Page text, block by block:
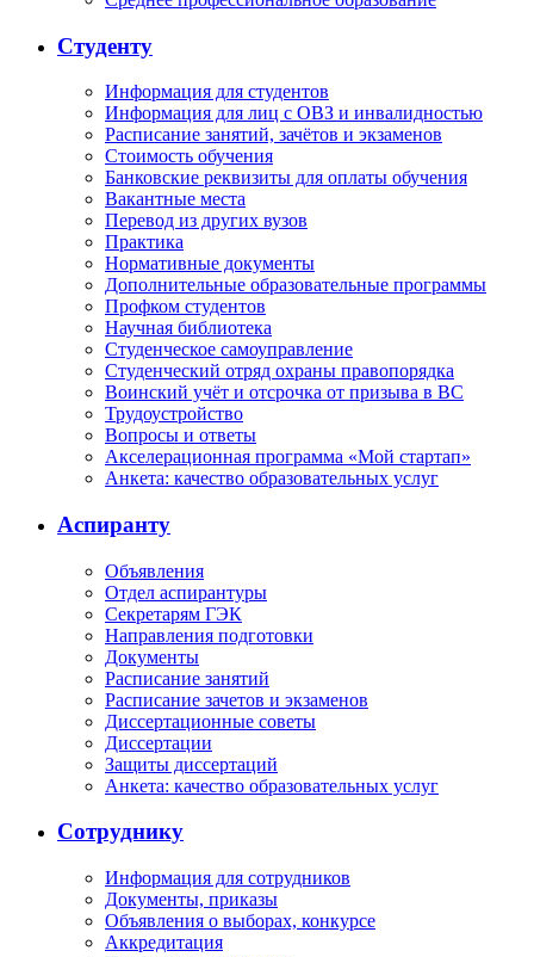
Студенту
Информация для студентов
Информация для лиц с ОВЗ и инвалидностью
Расписание занятий, зачётов и экзаменов
Стоимость обучения
Банковские реквизиты для оплаты обучения
Вакантные места
Перевод из других вузов
Практика
Нормативные документы
Дополнительные образовательные программы
Профком студентов
Научная библиотека
Студенческое самоуправление
Студенческий отряд охраны правопорядка
Воинский учёт и отсрочка от призыва в ВС
Трудоустройство
Вопросы и ответы
Акселерационная программа «Мой стартап»
Анкета: качество образовательных услуг
Аспиранту
Объявления
Отдел аспирантуры
Секретарям ГЭК
Направления подготовки
Документы
Расписание занятий
Расписание зачетов и экзаменов
Диссертационные советы
Диссертации
Защиты диссертаций
Анкета: качество образовательных услуг
Сотруднику
Информация для сотрудников
Документы, приказы
Объявления о выборах, конкурсе
Аккредитация